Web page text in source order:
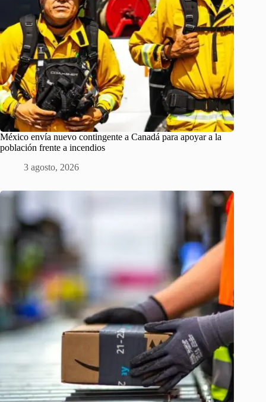
México envía nuevo contingente a Canadá para apoyar a la
población frente a incendios
3 agosto, 2026